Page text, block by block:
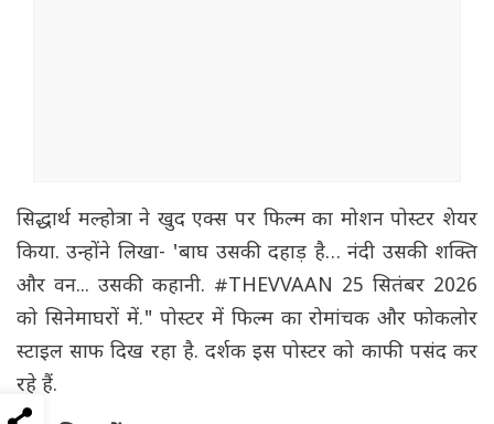
सिद्धार्थ मल्होत्रा ने खुद एक्स पर फिल्म का मोशन पोस्टर शेयर
किया. उन्होंने लिखा- 'बाघ उसकी दहाड़ है… नंदी उसकी शक्ति
और वन... उसकी कहानी. #THEVVAAN 25 सितंबर 2026
को सिनेमाघरों में." पोस्टर में फिल्म का रोमांचक और फोकलोर
स्टाइल साफ दिख रहा है. दर्शक इस पोस्टर को काफी पसंद कर
रहे हैं.